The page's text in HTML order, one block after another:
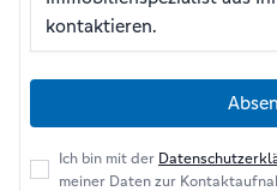
Ich bin mit der
meiner Daten zur